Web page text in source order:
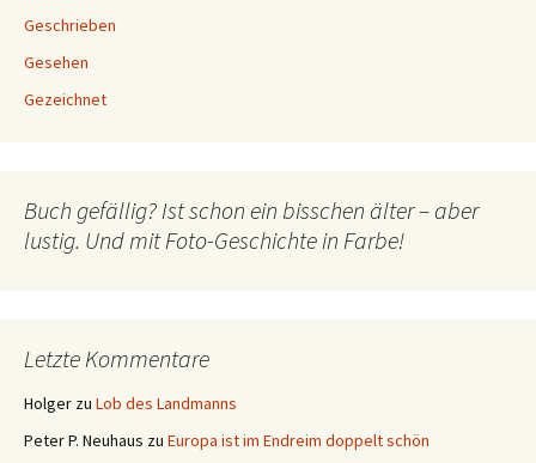
Geschrieben
Gesehen
Gezeichnet
Buch gefällig? Ist schon ein bisschen älter – aber
lustig. Und mit Foto-Geschichte in Farbe!
Letzte Kommentare
Holger zu Lob des Landmanns
Peter P. Neuhaus zu Europa ist im Endreim doppelt schön